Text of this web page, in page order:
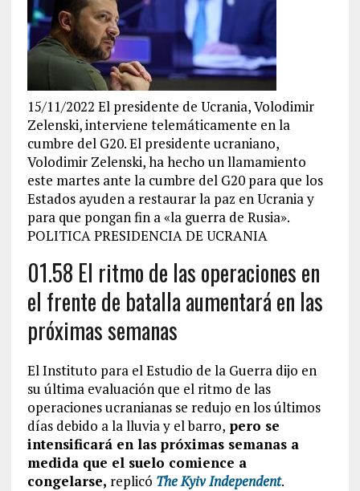
15/11/2022 El presidente de Ucrania, Volodimir
Zelenski, interviene telemáticamente en la
cumbre del G20. El presidente ucraniano,
Volodimir Zelenski, ha hecho un llamamiento
este martes ante la cumbre del G20 para que los
Estados ayuden a restaurar la paz en Ucrania y
para que pongan fin a «la guerra de Rusia».
POLITICA PRESIDENCIA DE UCRANIA
01.58 El ritmo de las operaciones en
el frente de batalla aumentará en las
próximas semanas
El Instituto para el Estudio de la Guerra dijo en
su última evaluación que el ritmo de las
operaciones ucranianas se redujo en los últimos
días debido a la lluvia y el barro, pero se
intensificará en las próximas semanas a
medida que el suelo comience a
congelarse, replicó The Kyiv Independent.